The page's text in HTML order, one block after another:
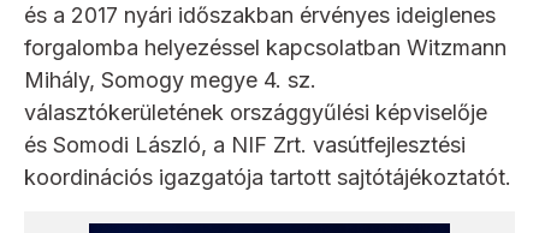
és a 2017 nyári időszakban érvényes ideiglenes
forgalomba helyezéssel kapcsolatban Witzmann
Mihály, Somogy megye 4. sz.
választókerületének országgyűlési képviselője
és Somodi László, a NIF Zrt. vasútfejlesztési
koordinációs igazgatója tartott sajtótájékoztatót.